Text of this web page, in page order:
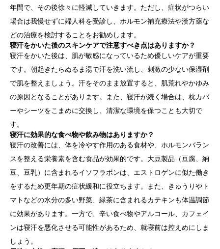
年間で、その後徐々に軽減していきます。ただし、症状がつらい
場合は我慢せずに婦人科を受診し、ホルモン補充療法や漢方薬な
どの治療を検討することをお勧めします。
寝汗をかいた後のスキンケアで注意すべき点はありますか？
寝汗をかいた後は、肌が敏感になっているため優しいケアが重要
です。朝起きたらぬるま湯で汗を洗い流し、刺激の少ない保湿剤
で肌を整えましょう。汗をそのまま放置すると、肌荒れやかゆみ
の原因となることがあります。また、寝汗が続く場合は、枕カバ
ーやシーツをこまめに交換し、清潔な環境を保つことも大切で
す。
寝汗に効果的な食べ物や飲み物はありますか？
寝汗の改善には、体を冷やす作用のある食材や、ホルモンバラン
スを整える栄養素を含む食品が効果的です。大豆製品（豆腐、納
豆、豆乳）に含まれるイソフラボンは、エストロゲンに似た働き
をするため更年期の症状緩和に役立ちます。また、きゅうりやト
マトなどの水分の多い野菜、緑茶に含まれるカテキンも体温調節
に効果があります。一方で、辛い食べ物やアルコール、カフェイ
ンは寝汗を悪化させる可能性があるため、就寝前は控えめにしま
しょう。